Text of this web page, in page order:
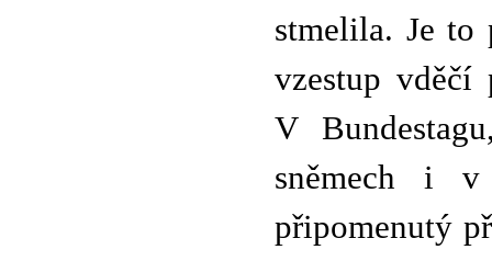
stmelila. Je to
vzestup vděčí
V
sněmech i v
připomenutý